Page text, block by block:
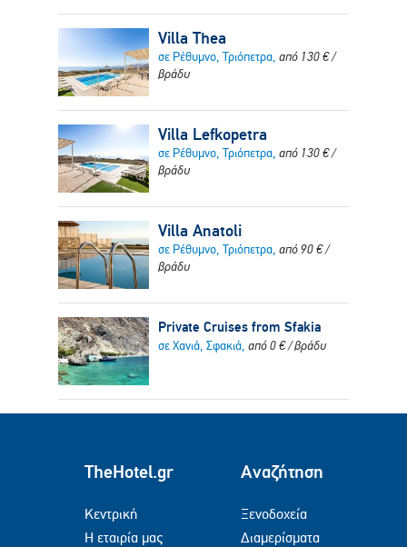
Villa Thea
σε Ρέθυμνο, Τριόπετρα, από 130€/
βράδυ
Villa Lefkopetra
σε Ρέθυμνο, Τριόπετρα, από 130€/
βράδυ
Villa Anatoli
σε Ρέθυμνο, Τριόπετρα, από90€/
βράδυ
Private Cruises from Sfakia
σε Χανιά, Σφακιά, από0€/ βράδυ
TheHotel.gr
Κεντρική
Η εταιρία μας
Αναζήτηση
Ξενοδοχεία
Διαμερίσματα